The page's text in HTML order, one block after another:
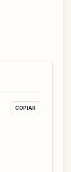
COPIAR